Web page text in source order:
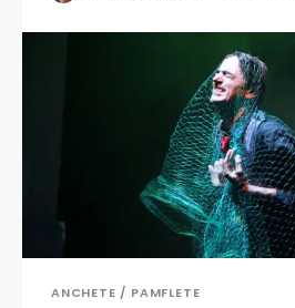
ANCHETE / PAMFLETE